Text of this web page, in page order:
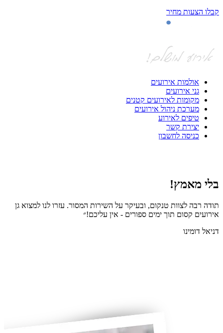
קבלו הצעות מחיר
אולמות אירועים
גני אירועים
מקומות לאירועים קטנים
מערכת ניהול אירועים
טיפים לאירוע
יצירת קשר
כניסה לחשבון
בלי מאמץ!
תודה רבה לצוות טנקום, ובעיקר על השירות המסור. עזרו לנו למצוא גן
אירועים קסום תוך ימים ספורים - אין עליכם!״
דניאל דומינו